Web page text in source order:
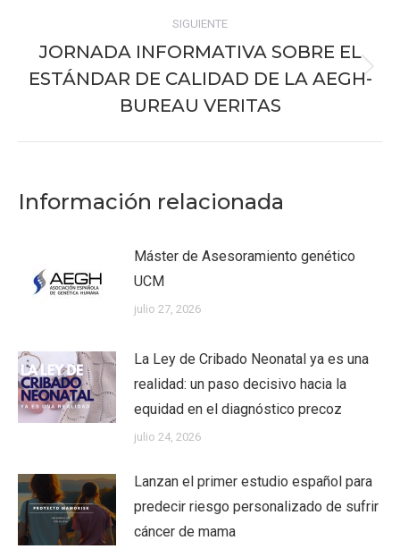
SIGUIENTE
Publicación
siguiente:
JORNADA INFORMATIVA SOBRE EL
ESTÁNDAR DE CALIDAD DE LA AEGH-
BUREAU VERITAS
Información relacionada
Máster de Asesoramiento genético
UCM
julio 27, 2026
La Ley de Cribado Neonatal ya es una
realidad: un paso decisivo hacia la
equidad en el diagnóstico precoz
julio 24, 2026
Lanzan el primer estudio español para
predecir riesgo personalizado de sufrir
cáncer de mama